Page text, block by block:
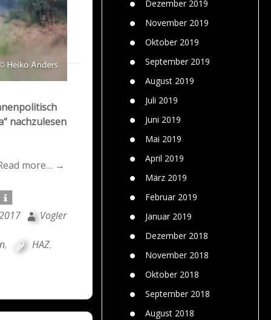
Dezember 2019
November 2019
Oktober 2019
September 2019
August 2019
Juli 2019
Juni 2019
Mai 2019
April 2019
März 2019
Februar 2019
Januar 2019
Dezember 2018
November 2018
Oktober 2018
September 2018
August 2018
nachzulesen
more… →
Vogler
, HAZ,